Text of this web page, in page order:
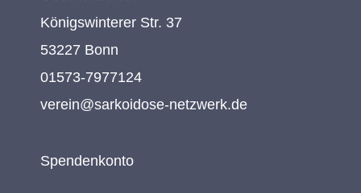
Königswinterer Str. 37
53227 Bonn
01573-7977124
verein@sarkoidose-netzwerk.de
Spendenkonto